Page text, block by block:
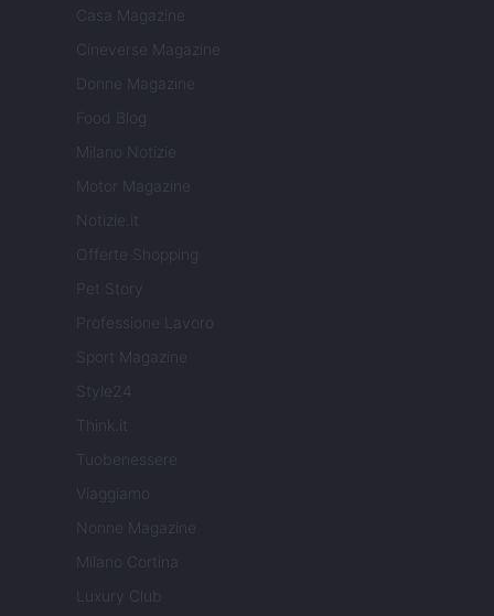
Casa Magazine
Cineverse Magazine
Donne Magazine
Food Blog
Milano Notizie
Motor Magazine
Notizie.it
Offerte Shopping
Pet Story
Professione Lavoro
Sport Magazine
Style24
Think.it
Tuobenessere
Viaggiamo
Nonne Magazine
Milano Cortina
Luxury Club